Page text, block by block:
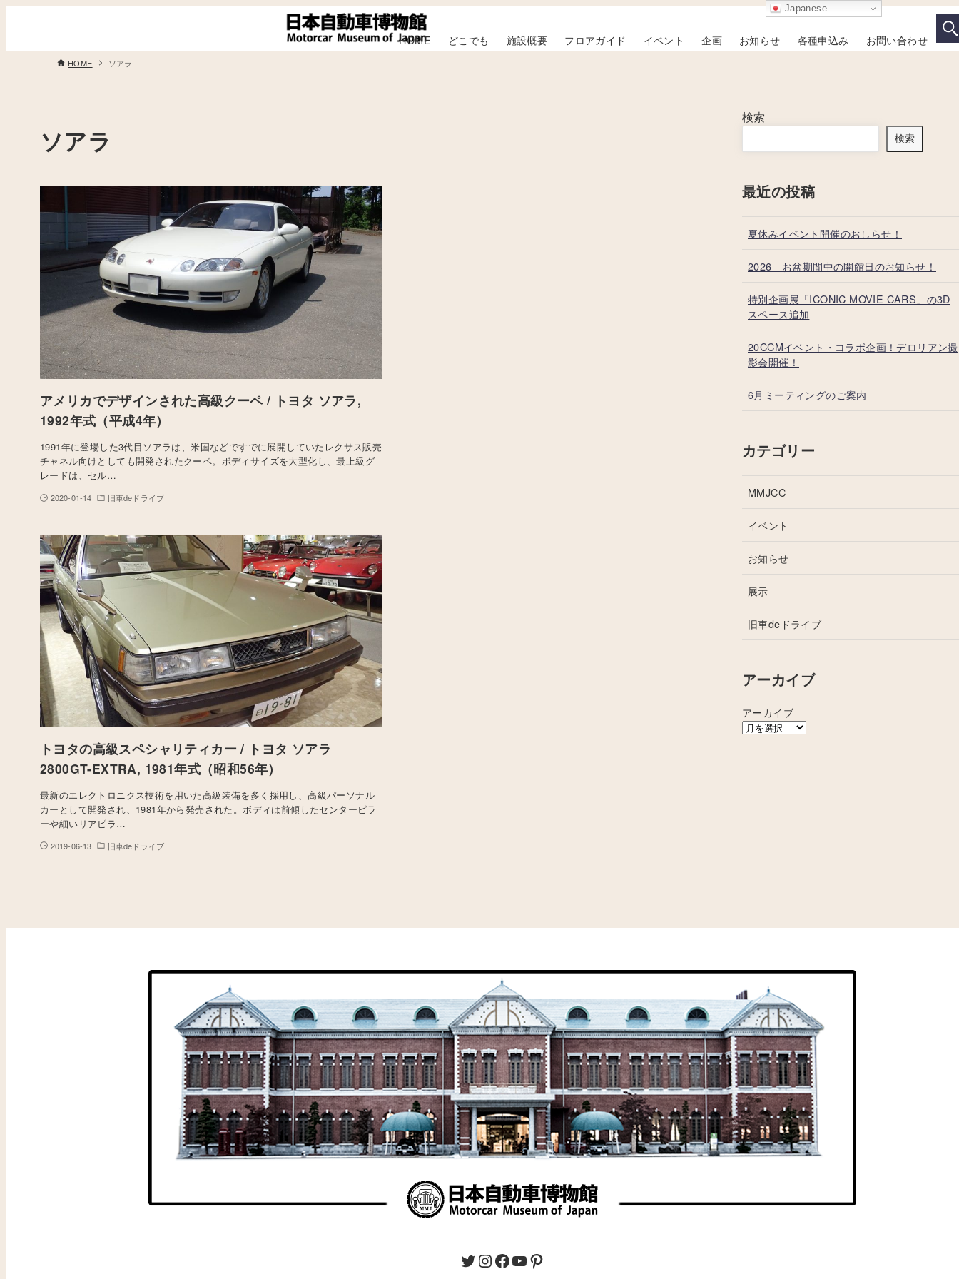
HOME どこでも 施設概要 フロアガイド イベント 企画 お知らせ 各種申込み お問い合わせ
HOME ソアラ
ソアラ
アメリカでデザインされた高級クーペ / トヨタ ソアラ,
1992年式（平成4年）
1991年に登場した3代目ソアラは、米国などですでに展開していたレクサス販売
チャネル向けとしても開発されたクーペ。ボディサイズを大型化し、最上級グ
レードは、セル…
2020-01-14 旧車deドライブ
トヨタの高級スペシャリティカー / トヨタ ソアラ
2800GT-EXTRA, 1981年式（昭和56年）
最新のエレクトロニクス技術を用いた高級装備を多く採用し、高級パーソナル
カーとして開発され、1981年から発売された。ボディは前傾したセンターピラ
ーや細いリアピラ…
2019-06-13 旧車deドライブ
検索
検索
最近の投稿
夏休みイベント開催のおしらせ！
2026 お盆期間中の開館日のお知らせ！
特別企画展「ICONIC MOVIE CARS」の3D
スペース追加
20CCMイベント・コラボ企画！デロリアン撮
影会開催！
6月ミーティングのご案内
カテゴリー
MMJCC
イベント
お知らせ
展示
旧車deドライブ
アーカイブ
アーカイブ
Japanese